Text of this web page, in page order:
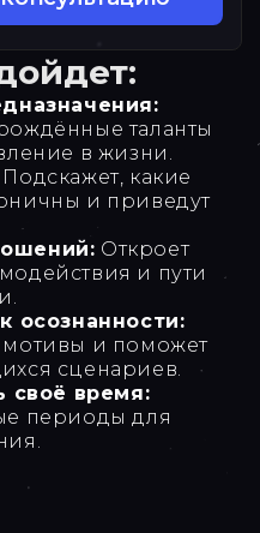
таланты
в жизни.
Подскажет, какие
и приведут
Откроет
и пути
осознанности:
мотивы и поможет
сценариев.
своё время:
периоды для